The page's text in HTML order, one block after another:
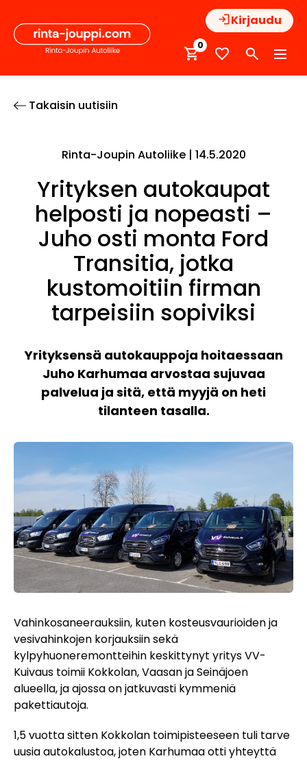
sisältöön
Kirjaudu
0
Takaisin uutisiin
Rinta-Joupin Autoliike | 14.5.2020
Yrityksen autokaupat
helposti ja nopeasti –
Juho osti monta Ford
Transitia, jotka
kustomoitiin firman
tarpeisiin sopiviksi
Yrityksensä autokauppoja hoitaessaan
Juho Karhumaa arvostaa sujuvaa
palvelua ja sitä, että myyjä on heti
tilanteen tasalla.
Vahinkosaneerauksiin, kuten kosteusvaurioiden ja
vesivahinkojen korjauksiin sekä
kylpyhuoneremontteihin keskittynyt yritys VV-
Kuivaus toimii Kokkolan, Vaasan ja Seinäjoen
alueella, ja ajossa on jatkuvasti kymmeniä
pakettiautoja.
1,5 vuotta sitten Kokkolan toimipisteeseen tuli tarve
uusia autokalustoa, joten Karhumaa otti yhteyttä